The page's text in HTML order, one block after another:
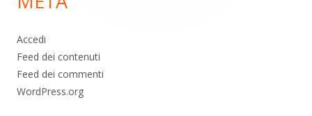
Accedi
Feed dei contenuti
Feed dei commenti
WordPress.org